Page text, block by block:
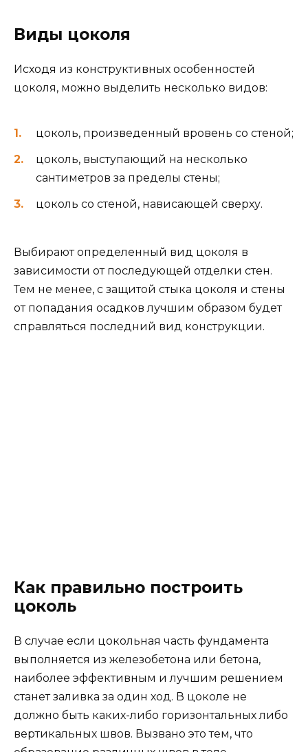
Виды цоколя
Исходя из конструктивных особенностей
цоколя, можно выделить несколько видов:
цоколь, произведенный вровень со стеной;
цоколь, выступающий на несколько
сантиметров за пределы стены;
цоколь со стеной, нависающей сверху.
Выбирают определенный вид цоколя в
зависимости от последующей отделки стен.
Тем не менее, с защитой стыка цоколя и стены
от попадания осадков лучшим образом будет
справляться последний вид конструкции.
Как правильно построить
цоколь
В случае если цокольная часть фундамента
выполняется из железобетона или бетона,
наиболее эффективным и лучшим решением
станет заливка за один ход. В цоколе не
должно быть каких-либо горизонтальных либо
вертикальных швов. Вызвано это тем, что